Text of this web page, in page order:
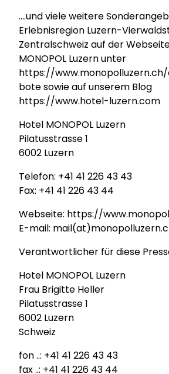
….und viele weitere
Erlebnisregion Luzern-
Zentralschweiz auf der
MONOPOL Luzern unter
https://
bote sowie auf unserem Blog
https://www.hotel-luzern.com
Hotel MONOPOL Luzern
Pilatusstrasse 1
6002 Luzern
Telefon: +41 41 226 43 43
Fax: +41 41 226 43 44
Webseite: https://
E-mail:
Verantwortlicher für diese
Hotel MONOPOL Luzern
Frau Brigitte Heller
Pilatusstrasse 1
6002 Luzern
Schweiz
fon ..: +41 41 226 43 43
fax ..: +41 41 226 43 44